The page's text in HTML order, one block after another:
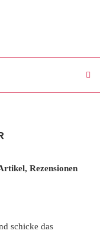
Rezensionen
schicke das